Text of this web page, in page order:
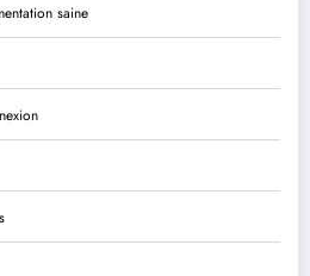
saine